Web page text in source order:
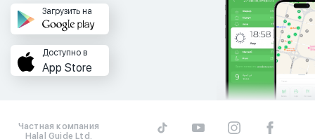
Загрузить на
Доступно в
App Store
Частная компания
Halal Guide Ltd.